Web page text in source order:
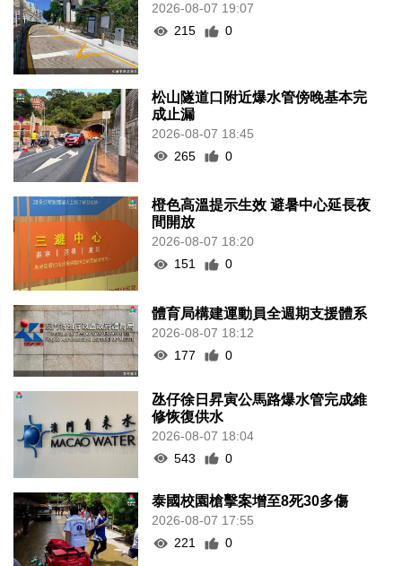
2026-08-07 19:07
215
0
松山隧道口附近爆水管傍晚基本完
成止漏
2026-08-07 18:45
265
0
橙色高溫提示生效 避暑中心延長夜
間開放
2026-08-07 18:20
151
0
體育局構建運動員全週期支援體系
2026-08-07 18:12
177
0
氹仔徐日昇寅公馬路爆水管完成維
修恢復供水
2026-08-07 18:04
543
0
泰國校園槍擊案增至8死30多傷
2026-08-07 17:55
221
0